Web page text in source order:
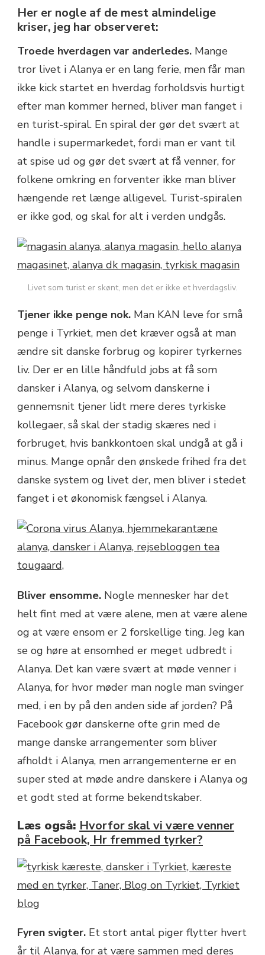
Her er nogle af de mest almindelige
kriser, jeg har observeret:
Troede hverdagen var anderledes. Mange
tror livet i Alanya er en lang ferie, men får man
ikke kick startet en hverdag forholdsvis hurtigt
efter man kommer herned, bliver man fanget i
en turist-spiral. En spiral der gør det svært at
handle i supermarkedet, fordi man er vant til
at spise ud og gør det svært at få venner, for
folkene omkring en forventer ikke man bliver
hængende ret længe alligevel. Turist-spiralen
er ikke god, og skal for alt i verden undgås.
Livet som turist er skønt, men det er ikke et hverdagsliv.
Tjener ikke penge nok. Man KAN leve for små
penge i Tyrkiet, men det kræver også at man
ændre sit danske forbrug og kopirer tyrkernes
liv. Der er en lille håndfuld jobs at få som
dansker i Alanya, og selvom danskerne i
gennemsnit tjener lidt mere deres tyrkiske
kollegaer, så skal der stadig skæres ned i
forbruget, hvis bankkontoen skal undgå at gå i
minus. Mange opnår den ønskede frihed fra det
danske system og livet der, men bliver i stedet
fanget i et økonomisk fængsel i Alanya.
Bliver ensomme. Nogle mennesker har det
helt fint med at være alene, men at være alene
og at være ensom er 2 forskellige ting. Jeg kan
se og høre at ensomhed er meget udbredt i
Alanya. Det kan være svært at møde venner i
Alanya, for hvor møder man nogle man svinger
med, i en by på den anden side af jorden? På
Facebook gør danskerne ofte grin med de
mange danske arrangementer som bliver
afholdt i Alanya, men arrangementerne er en
super sted at møde andre danskere i Alanya og
et godt sted at forme bekendtskaber.
Læs også: Hvorfor skal vi være venner
på Facebook, Hr fremmed tyrker?
Fyren svigter. Et stort antal piger flytter hvert
år til Alanya, for at være sammen med deres